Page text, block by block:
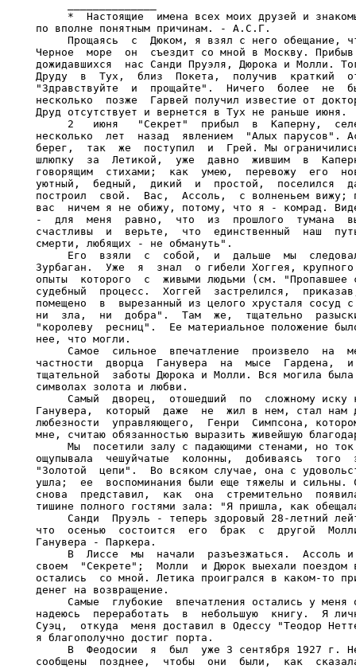
*  Настоящие  имена всех моих друзей и
по вполне понятным причинам. - А.С.Г.
Прощаясь  с  Дюком, я взял с него обещание,
Черное  море  он  съездит со мной в Москву.
дожидавшихся  нас Санди Пруэля, Дюрока и Молли.
Друду  в  Тух,  близ  Покета,  получив  краткий
"Здравствуйте  и  прощайте".  Ничего  более  не
несколько  позже  Гарвей получил известие от
Друд отсутствует и вернется в Тух не раньше июня.
2   июня   "Секрет"  прибыл  в  Каперну,
несколько  лет  назад  явлением  "Алых парусов".
берег,  так  же  поступил  и  Грей. Мы
шлюпку  за  Летикой,  уже  давно  жившим  в
говорящим  стихами;  как  умею,  перевожу  его
уютный,  бедный,  дикий  и  простой,  поселился
построил  свой.  Вас,  Ассоль,  с волненьем вижу;
вас  ничем я не обижу, потому, что я - комрад.
-  для  меня  равно,  что  из  прошлого  тумана
счастливы  и  верьте,  что  единственный  наш
смерти, любящих - не обмануть".
Его  взяли  с  собой,  и  дальше  мы
Зурбаган.  Уже  я  знал  о гибели Хоггея, крупного
опыты  которого  с  живыми людьми (см. "Пропавшее
судебный  процесс.  Хоггей  застрелился,
помещено  в  вырезанный из целого хрусталя сосуд
ни  зла,  ни  добра".  Там  же,  тщательно
"королеву  ресниц".  Ее материальное положение
нее, что могли.
Самое  сильное  впечатление  произвело  на
частности  дворца  Ганувера  на  мысе  Гардена,  и
тщательной  заботы Дюрока и Молли. Вся могила
символах золота и любви.
Самый  дворец,  отошедший  по  сложному иску
Ганувера,  который  даже  не  жил в нем, стал нам
любезности  управляющего,  Генри  Симпсона,
мне, считаю обязанностью выразить живейшую
Мы  посетили залу с падающими стенами, но
ощупывала  чешуйчатые  колонны,  добиваясь  того
"Золотой  цепи".  Во всяком случае, она с
ушла;  ее  воспоминания были еще тяжелы и сильны.
снова  представил,  как  она  стремительно
тишине полного гостями зала: "Я пришла, как
Санди  Пруэль - теперь здоровый 28-летний
что  осенью  состоится  его  брак  с  другой
Ганувера - Паркера.
В  Лиссе  мы  начали  разъезжаться.  Ассоль
своем  "Секрете";  Молли  и Дюрок выехали поездом
остались  со мной. Летика проигрался в каком-то
денег на возвращение.
Самые  глубокие  впечатления остались у меня
надеюсь  переработать  в  небольшую  книгу.  Я
Суэц,  откуда  меня доставил в Одессу "Теодор
я благополучно достиг порта.
В  Феодосии  я  был  уже 3 сентября 1927 г.
сообщены  позднее,  чтобы  они  были,  как